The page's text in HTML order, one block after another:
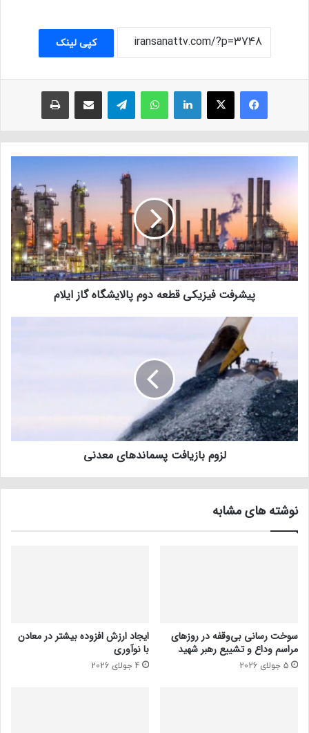
کپی لینک
فیسبوک ایکس لینکداین واتس آپ تلگرام
پیشرفت فیزیکی قطعه دوم پالایشگاه گاز ایلام
لزوم بازیافت پسماند‌های معدنی
نوشته های مشابه
سوخت رسانی بی‌وقفه در روز‌های
مراسم وداع و تشییع رهبر شهید
5 جولای 2026
ایجاد ارزش افزوده بیشتر در معادن
با نوآوری
4 جولای 2026